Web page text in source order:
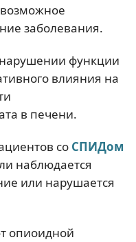
заболевания.
функции
влияния на
в печени.
со СПИДом
наблюдается
или нарушается
опиоидной